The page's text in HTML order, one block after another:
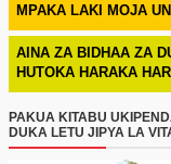
MPAKA LAKI MOJA
AINA ZA BIDHAA ZA
HUTOKA HARAKA
PAKUA KITABU
DUKA LETU JIPYA LA